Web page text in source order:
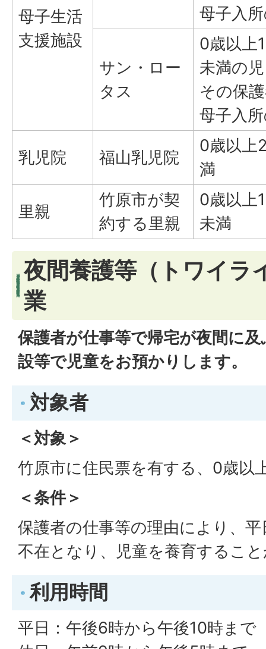
母子生活
支援施設
母子入
サン・ロー
タス
0歳以上
未満の
その保
母子入
乳児院 福山乳児院
0歳以上
満
里親
竹原市が契
約する里親
0歳以上
未満
夜間養護等（トワイラ
業
保護者が仕事等で帰宅が夜間に
設等で児童をお預かりします。
対象者
＜対象＞
竹原市に住民票を有する、0歳以
＜条件＞
保護者の仕事等の理由により、
不在となり、児童を養育するこ
利用時間
平日：午後6時から午後10時まで